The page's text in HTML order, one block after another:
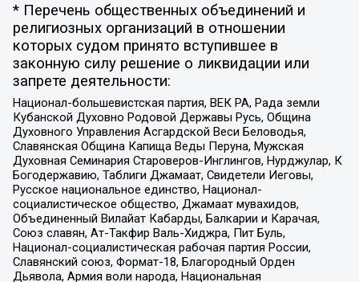
* Перечень общественных объединений и
религиозных организаций в отношении
которых судом принято вступившее в
законную силу решение о ликвидации или
запрете деятельности:
Национал-большевистская партия, ВЕК РА, Рада земли
Кубанской Духовно Родовой Державы Русь, Община
Духовного Управления Асгардской Веси Беловодья,
Славянская Община Капища Веды Перуна, Мужская
Духовная Семинария Староверов-Инглингов, Нурджулар, К
Богодержавию, Таблиги Джамаат, Свидетели Иеговы,
Русское национальное единство, Национал-
социалистическое общество, Джамаат мувахидов,
Объединенный Вилайат Кабарды, Балкарии и Карачая,
Союз славян, Ат-Такфир Валь-Хиджра, Пит Буль,
Национал-социалистическая рабочая партия России,
Славянский союз, Формат-18, Благородный Орден
Дьявола, Армия воли народа, Национальная